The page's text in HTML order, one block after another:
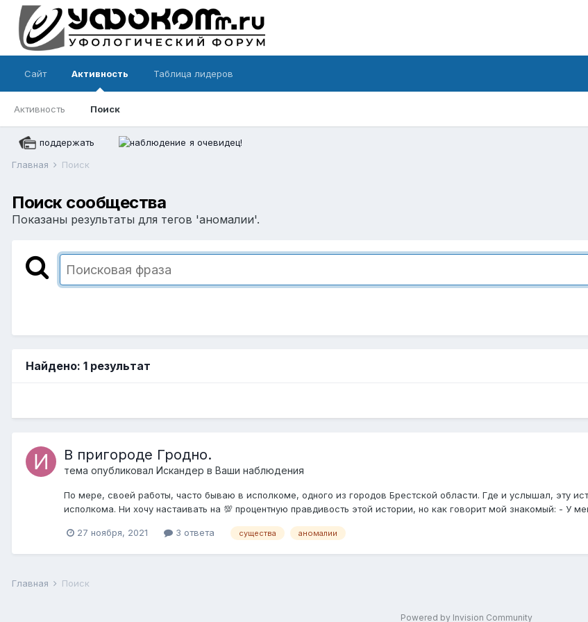
Сайт Активность
Активность Поиск
Таблица лидеров
поддержать
я очевидец!
Главная Поиск
Поиск сообщества
Показаны результаты для тегов 'аномалии'.
Найдено: 1 результат
В пригороде Гродно.
тема опубликовал Искандер в Ваши наблюдения
По мере, своей работы, часто бываю в исполкоме, одного из городов Брестской области. Где и услышал, эту
исполкома. Ни хочу настаивать на 💯 процентную правдивость этой истории, но как говорит мой знакомый: - У
27 ноября, 2021 3 ответа существа аномалии
Главная Поиск
Powered by Invision Community